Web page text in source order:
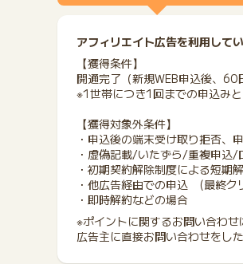
アフィリエイト広告を利用して
【獲得条件】
開通完了（新規WEB申込後、60
※1世帯につき1回までの申込みと
【獲得対象外条件】
・申込後の端末受け取り拒否、
・虚偽記載/いたずら/重複申込
・初期契約解除制度による短期
・他広告経由での申込 (最終ク
・即時解約などの場合
※ポイントに関するお問い合わせ
広告主に直接お問い合わせをし